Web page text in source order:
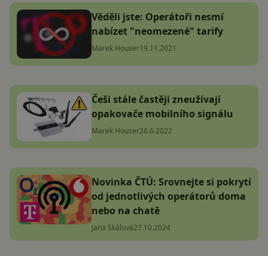
Věděli jste: Operátoři nesmí
nabízet "neomezené" tarify
Marek Houser19.11.2021
Češi stále častěji zneužívají
opakovače mobilního signálu
Marek Houser26.6.2022
Novinka ČTÚ: Srovnejte si pokrytí
od jednotlivých operátorů doma
nebo na chatě
Jana Skálová27.10.2024